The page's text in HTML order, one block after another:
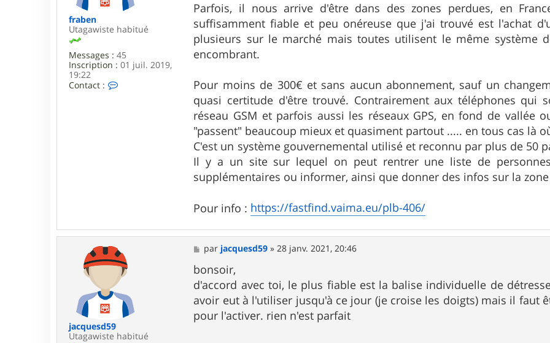
fraben
Utagawiste habitué
Messages : 45
Inscription : 01 juil. 2019,
19:22
Contact :
Parfois, il nous arrive d'être dans des zones perdues, en
suffisamment fiable et peu onéreuse que j'ai trouvé est l'achat
plusieurs sur le marché mais toutes utilisent le même système
encombrant.
Pour moins de 300€ et sans aucun abonnement, sauf un
quasi certitude d'être trouvé. Contrairement aux téléphones qui
réseau GSM et parfois aussi les réseaux GPS, en fond de vallée
"passent" beaucoup mieux et quasiment partout ..... en tous cas là
C'est un système gouvernemental utilisé et reconnu par plus de 50
Il y a un site sur lequel on peut rentrer une liste de
supplémentaires ou informer, ainsi que donner des infos sur la
Pour info : https://fastfind.vaima.eu/plb-406/
jacquesd59
Utagawiste habitué
M
e
s
s
a
g
e
par jacquesd59 »28 janv. 2021, 20:46
bonsoir,
d'accord avec toi, le plus fiable est la balise individuelle de
avoir eut à l'utiliser jusqu'à ce jour (je croise les doigts) mais il faut
pour l'activer. rien n'est parfait